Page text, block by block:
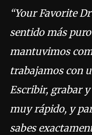
“Your Favorite
sentido más
mantuvimos
trabajamos con
Escribir, grabar
muy rápido, y
sabes